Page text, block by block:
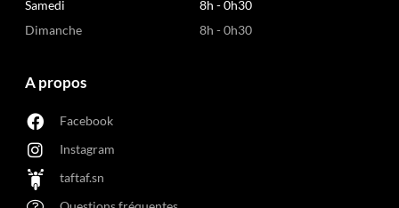
Samedi
8h - 0h30
Dimanche
8h - 0h30
A propos
Facebook
Instagram
taftaf.sn